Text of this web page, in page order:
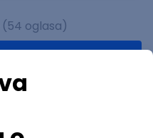
(54 oglasa)